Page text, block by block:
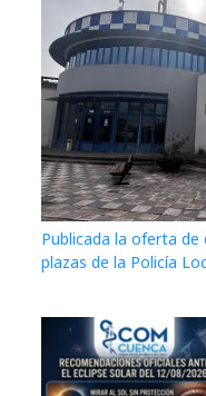
Publicada la oferta
plazas de la Policía